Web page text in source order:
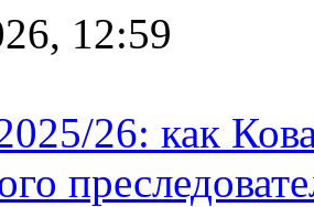
12:59
26: как